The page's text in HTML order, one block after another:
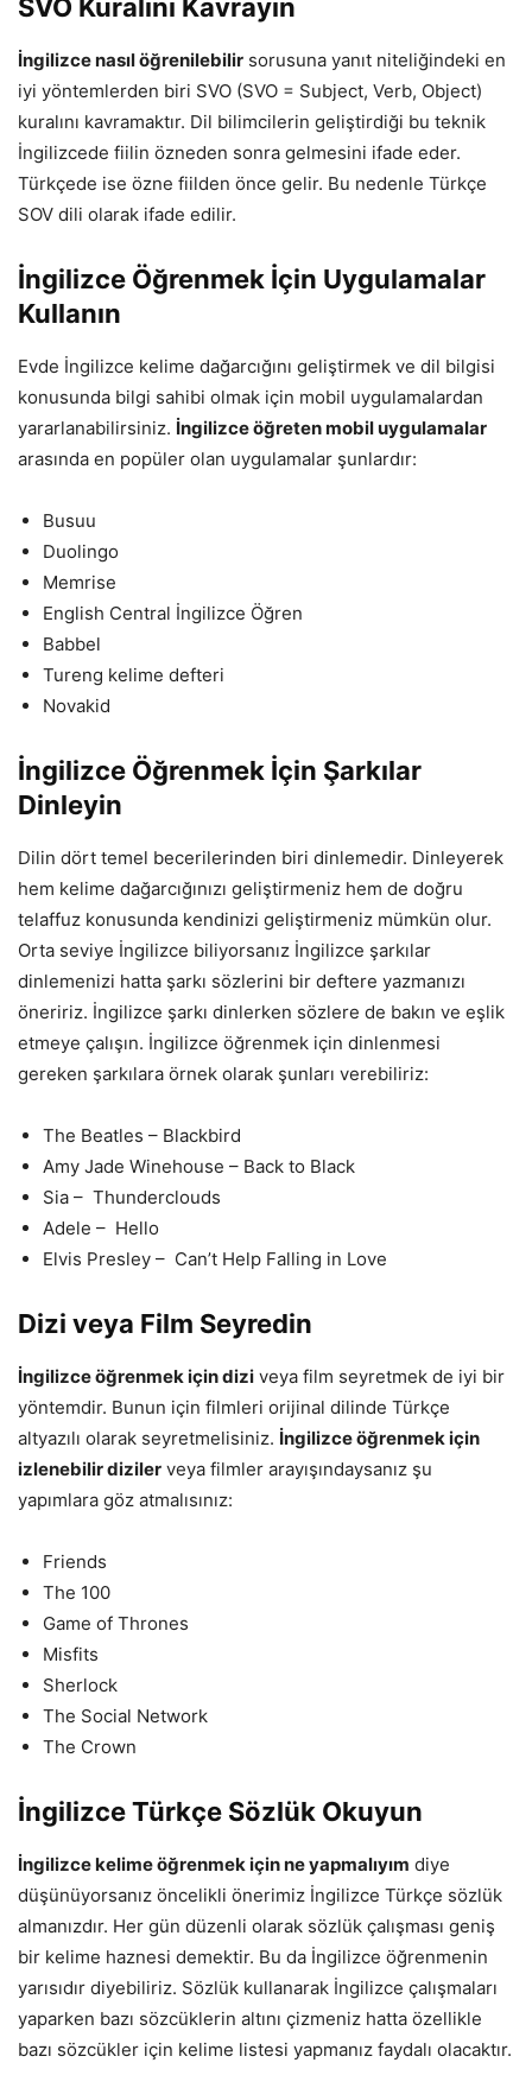
SVO Kuralını Kavrayın
İngilizce nasıl öğrenilebilir sorusuna yanıt niteliğindeki en
iyi yöntemlerden biri SVO (SVO = Subject, Verb, Object)
kuralını kavramaktır. Dil bilimcilerin geliştirdiği bu teknik
İngilizcede fiilin özneden sonra gelmesini ifade eder.
Türkçede ise özne fiilden önce gelir. Bu nedenle Türkçe
SOV dili olarak ifade edilir.
İngilizce Öğrenmek İçin Uygulamalar
Kullanın
Evde İngilizce kelime dağarcığını geliştirmek ve dil bilgisi
konusunda bilgi sahibi olmak için mobil uygulamalardan
yararlanabilirsiniz. İngilizce öğreten mobil uygulamalar
arasında en popüler olan uygulamalar şunlardır:
Busuu
Duolingo
Memrise
English Central İngilizce Öğren
Babbel
Tureng kelime defteri
Novakid
İngilizce Öğrenmek İçin Şarkılar
Dinleyin
Dilin dört temel becerilerinden biri dinlemedir. Dinleyerek
hem kelime dağarcığınızı geliştirmeniz hem de doğru
telaffuz konusunda kendinizi geliştirmeniz mümkün olur.
Orta seviye İngilizce biliyorsanız İngilizce şarkılar
dinlemenizi hatta şarkı sözlerini bir deftere yazmanızı
öneririz. İngilizce şarkı dinlerken sözlere de bakın ve eşlik
etmeye çalışın. İngilizce öğrenmek için dinlenmesi
gereken şarkılara örnek olarak şunları verebiliriz:
The Beatles – Blackbird
Amy Jade Winehouse – Back to Black
Sia – Thunderclouds
Adele – Hello
Elvis Presley – Can’t Help Falling in Love
Dizi veya Film Seyredin
İngilizce öğrenmek için dizi veya film seyretmek de iyi bir
yöntemdir. Bunun için filmleri orijinal dilinde Türkçe
altyazılı olarak seyretmelisiniz. İngilizce öğrenmek için
izlenebilir diziler veya filmler arayışındaysanız şu
yapımlara göz atmalısınız:
Friends
The 100
Game of Thrones
Misfits
Sherlock
The Social Network
The Crown
İngilizce Türkçe Sözlük Okuyun
İngilizce kelime öğrenmek için ne yapmalıyım diye
düşünüyorsanız öncelikli önerimiz İngilizce Türkçe sözlük
almanızdır. Her gün düzenli olarak sözlük çalışması geniş
bir kelime haznesi demektir. Bu da İngilizce öğrenmenin
yarısıdır diyebiliriz. Sözlük kullanarak İngilizce çalışmaları
yaparken bazı sözcüklerin altını çizmeniz hatta özellikle
bazı sözcükler için kelime listesi yapmanız faydalı olacaktır.